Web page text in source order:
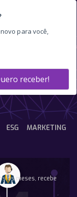
ESG MARKETING
os meses, recebe